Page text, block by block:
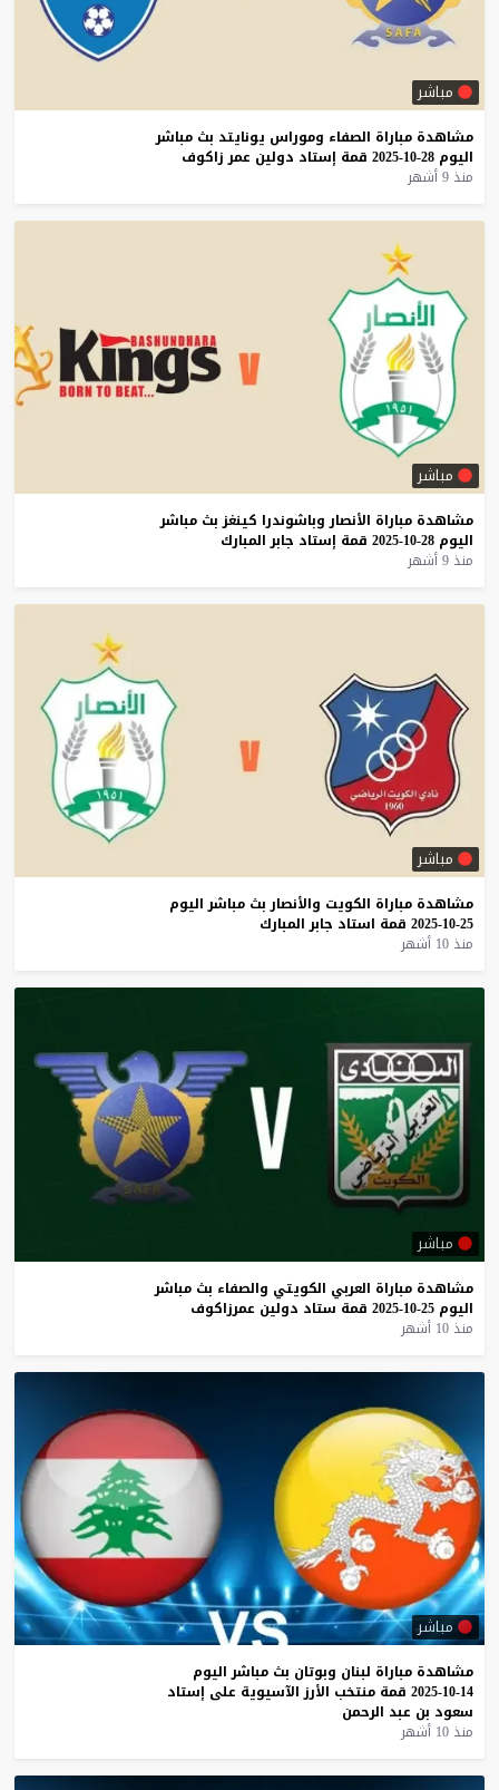
مباشر
مشاهدة مباراة الصفاء وموراس يونايتد بث مباشر
اليوم 28-10-2025 قمة إستاد دولين عمر زاكوف
منذ 9 أشهر
مباشر
مشاهدة مباراة الأنصار وباشوندرا كينغز بث مباشر
اليوم 28-10-2025 قمة إستاد جابر المبارك
منذ 9 أشهر
مباشر
مشاهدة مباراة الكويت والأنصار بث مباشر اليوم
25-10-2025
قمة استاد جابر المبارك
منذ 10 أشهر
مباشر
مشاهدة مباراة العربي الكويتي والصفاء بث مباشر
اليوم 25-10-2025 قمة ستاد دولين عمرزاكوف
منذ 10 أشهر
مباشر
مشاهدة مباراة لبنان وبوتان بث مباشر اليوم
14-10-2025
قمة منتخب الأرز الآسيوية على إستاد
سعود بن عبد الرحمن
منذ 10 أشهر